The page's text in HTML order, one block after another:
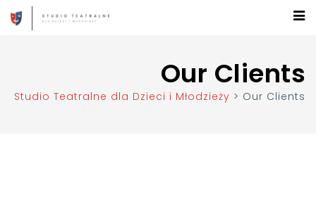
Our Clients
Studio Teatralne dla Dzieci i Młodzieży > Our Clients